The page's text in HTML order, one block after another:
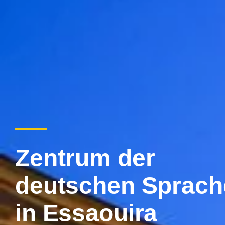
Zentrum der
deutschen
in Essaouira